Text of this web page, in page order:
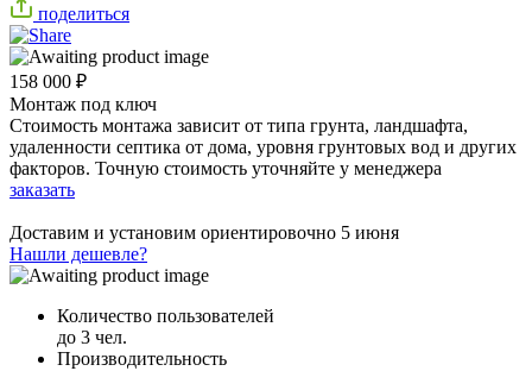
поделиться
158 000 ₽
Монтаж под ключ
Стоимость монтажа зависит от типа грунта, ландшафта,
удаленности септика от дома, уровня грунтовых вод и других
факторов. Точную стоимость уточняйте у менеджера
заказать
Доставим и установим ориентировочно 5 июня
Нашли дешевле?
Количество пользователей
до 3 чел.
Производительность